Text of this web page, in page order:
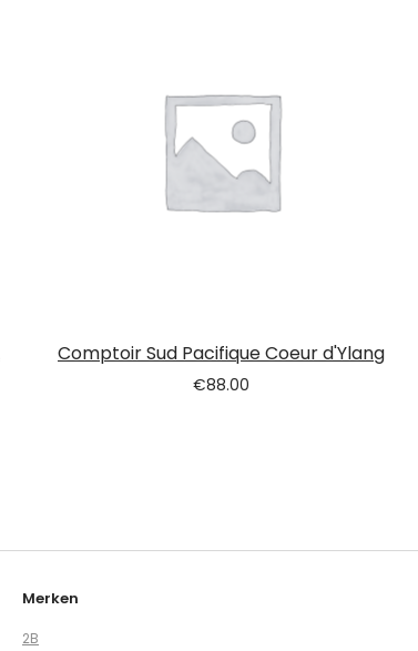
Comptoir Sud Pacifique Coeur d'Ylang
€88.00
Merken
2B